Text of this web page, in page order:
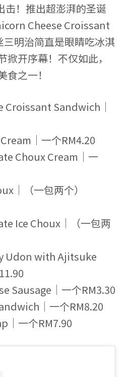
！推出超澎湃的圣诞
Cheese Croissant
明治简直是眼睛吃冰淇
掀开序幕！不仅如此，
之一！
Sandwich｜
｜一个RM4.20
Choux Cream｜一
｜（一包两个）
Ice Choux｜（一包两
Udon with Ajitsuke
Sausage｜一个RM3.30
｜一个RM8.20
｜一个RM7.90